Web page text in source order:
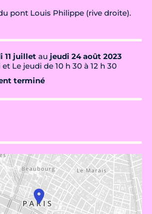
pont Louis Philippe (rive droite).
11 juillet au jeudi 24 août 2023
Le jeudi de 10 h 30 à 12 h 30
terminé